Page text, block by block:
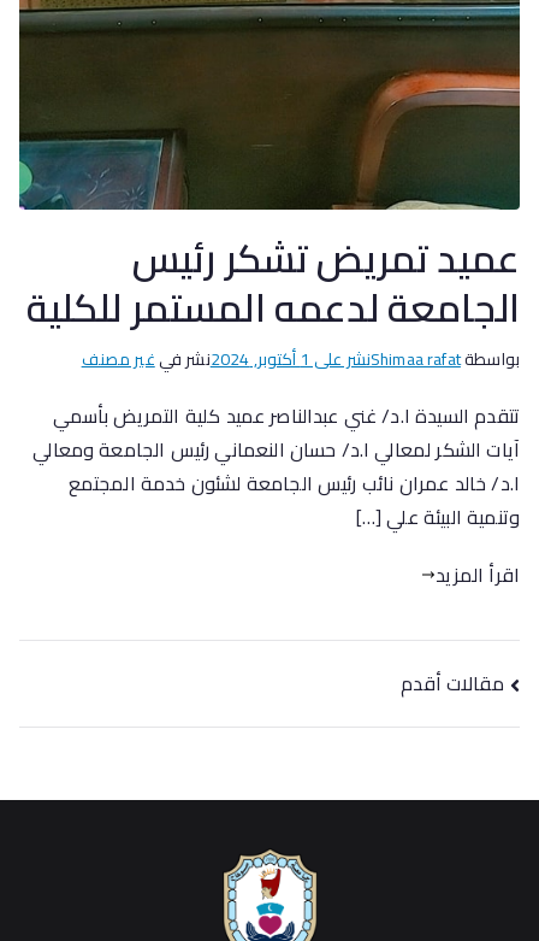
عميد تمريض تشكر رئيس
الجامعة لدعمه المستمر للكلية
بواسطةShimaa rafatنشر على1 أكتوبر, 2024 نشر فيغير مصنف
تتقدم السيدة ا.د/ غني عبدالناصر عميد كلية التمريض بأسمي
آيات الشكر لمعالي ا.د/ حسان النعماني رئيس الجامعة ومعالي
ا.د/ خالد عمران نائب رئيس الجامعة لشئون خدمة المجتمع
وتنمية البيئة علي […]
اقرأ المزيد
مقالات أقدم